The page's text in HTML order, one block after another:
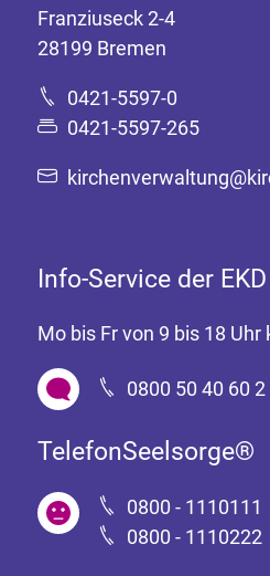
Franziuseck 2-4
28199 Bremen
0421-5597-0
0421-5597-265
Info-Service der EKD
Mo bis Fr von 9 bis 18
0800 50 40 60 2
TelefonSeelsorge®
0800 - 1110111
0800 - 1110222